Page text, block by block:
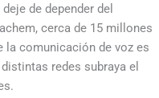
de depender del
cerca de 15 millones
la comunicación de voz es
redes subraya el